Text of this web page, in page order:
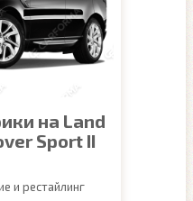
на Land
Sport II
и рестайлинг